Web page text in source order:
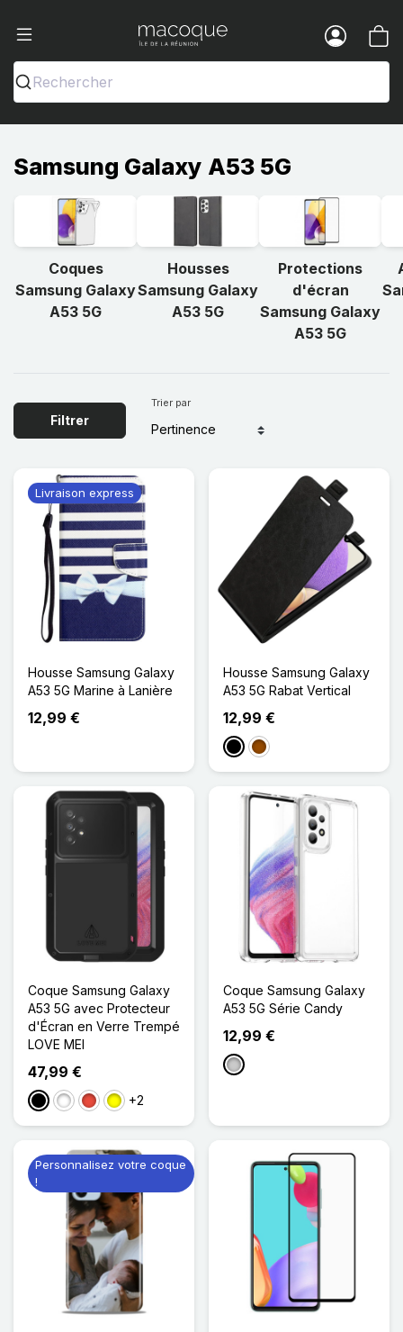
Ma Coque - Coques et Accessoires
Rechercher
Samsung Galaxy A53 5G
Coques
Samsung Galaxy
A53 5G
Housses
Samsung Galaxy
A53 5G
Protections
d'écran
Samsung Galaxy
A53 5G
Filtrer
Trier par
Housse Samsung Galaxy
A53 5G Marine à Lanière
12,99 €
Livraison express
Housse Samsung Galaxy
A53 5G Rabat Vertical
12,99 €
NoirMarron
Coque Samsung Galaxy
A53 5G avec Protecteur
d'Écran en Verre Trempé
LOVE MEI
47,99 €
NoirBlancRougeJaune
+2
Coque Samsung Galaxy
A53 5G Série Candy
12,99 €
Transparent
Personnalisez votre coque
!